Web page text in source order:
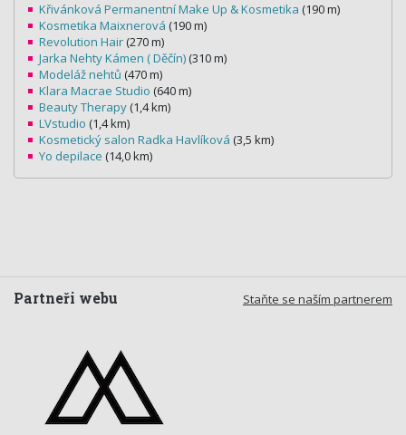
Křivánková Permanentní Make Up & Kosmetika (190 m)
Kosmetika Maixnerová (190 m)
Revolution Hair (270 m)
Jarka Nehty Kámen ( Děčín) (310 m)
Modeláž nehtů (470 m)
Klara Macrae Studio (640 m)
Beauty Therapy (1,4 km)
LVstudio (1,4 km)
Kosmetický salon Radka Havlíková (3,5 km)
Yo depilace (14,0 km)
Staňte se naším partnerem
Partneři webu